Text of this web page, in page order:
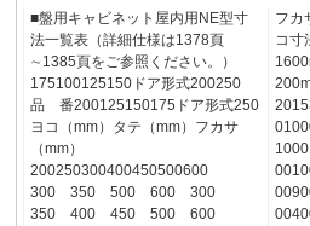
■盤用キャビネット屋内用NE型寸
法一覧表（詳細仕様は1378頁
∼1385頁をご参照ください。）
175100125150ドア形式200250
品 番200125150175ドア形式250
ヨコ（mm）タテ（mm）フカサ
（mm）
200250300400450500600
300 350 500 600 300
350 400 450 500 600
フカ
コ寸